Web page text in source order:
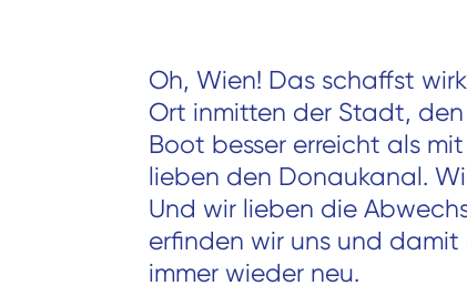
Oh, Wien! Das schaffst
Ort inmitten der Stadt,
Boot besser erreicht als
lieben den Donaukanal.
Und wir lieben die
erfinden wir uns und
immer wieder neu.